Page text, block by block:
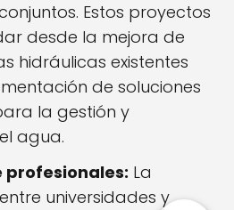
Estos proyectos
desde la mejora de
hidráulicas existentes
de soluciones
la gestión y
agua.
profesionales: La
universidades y